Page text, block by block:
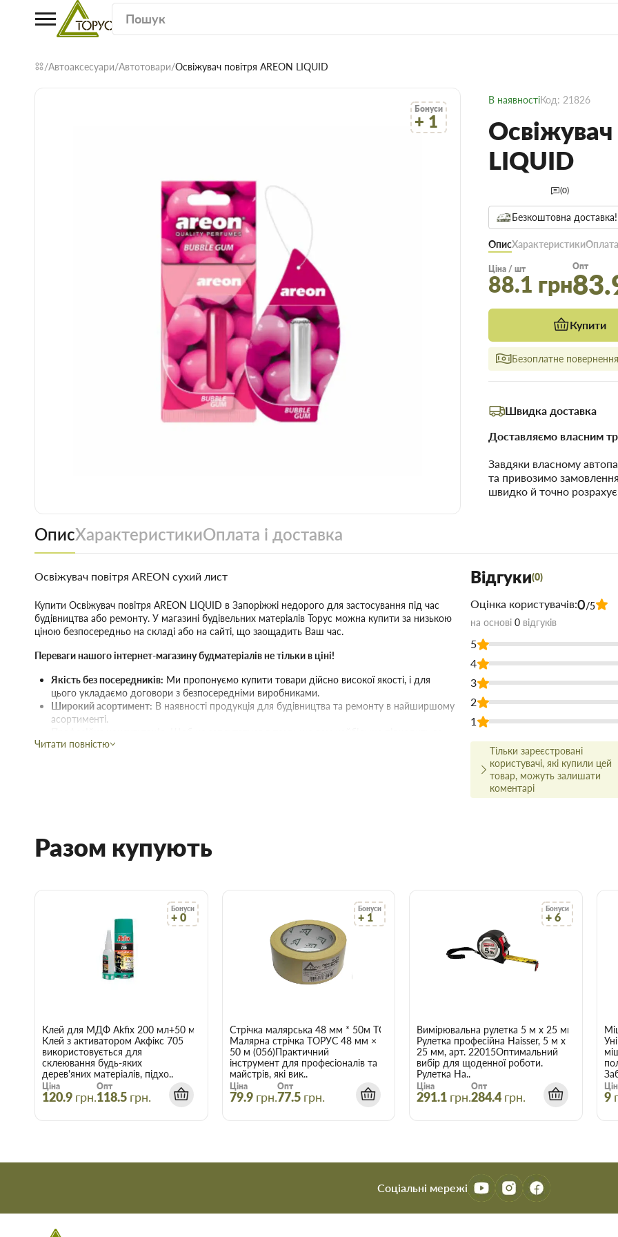
Автоаксесуари Автотовари Освіжувач повітря AREON LIQUID
Бонуси
+ 1
В наявностіКод: 21826
Освіжувач
LIQUID
(0)
Безкоштовна
ОписХарактеристики
Ціна / шт
88.1 грн
Опт
Купити
Безоплатне
Швидка доставка
Доставляємо власним
Завдяки власному
та привозимо
швидко й точно
ОписХарактеристикиОплата і доставка
Освіжувач повітря AREON сухий лист
Купити Освіжувач повітря AREON LIQUID в Запоріжжі недорого для застосування під час
будівництва або ремонту. У магазині будівельних матеріалів Торус можна купити за низькою
ціною безпосередньо на складі або на сайті, що заощадить Ваш час.
Переваги нашого інтернет-магазину будматеріалів не тільки в ціні!
Якість без посередників: Ми пропонуємо купити товари дійсно високої якості, і для
цього укладаємо договори з безпосередніми виробниками.
Широкий асортимент: В наявності продукція для будівництва та ремонту в найширшому
асортименті.
ціною та якістю, завжди можна зателефонувати й проконсультуватися з досвідченим
Купити Освіжувач повітря AREON LIQUID в Запоріжжі
Читати повністю
Відгуки(0)
Оцінка користувачів:0/5
на основі 0 відгуків
5
4
3
2
1
Тільки зареєстровані
користувачі, які купили цей
товар, можуть залишати
коментарі
Разом купують
Бонуси
+ 0
Клей для МДФ Akfix 200 мл+50 мл
Клей з активатором Акфікс 705
використовується для
склеювання будь-яких
дерев'яних матеріалів, підхо..
Ціна
120.9 грн.
Опт
118.5 грн.
Бонуси
+ 1
Стрічка малярська 48 мм * 50м ТОРУС 056
Малярна стрічка ТОРУС 48 мм ×
50 м (056)Практичний
інструмент для професіоналів та
майстрів, які вик..
Ціна
79.9 грн.
Опт
77.5 грн.
Бонуси
+ 6
Вимірювальна рулетка 5 м x 25 мм Haisser
Рулетка професійна Haisser, 5 м x
25 мм, арт. 22015Оптимальний
вибір для щоденної роботи.
Рулетка Ha..
Ціна
291.1 грн.
Опт
284.4 грн. 9
Соціальні мережі